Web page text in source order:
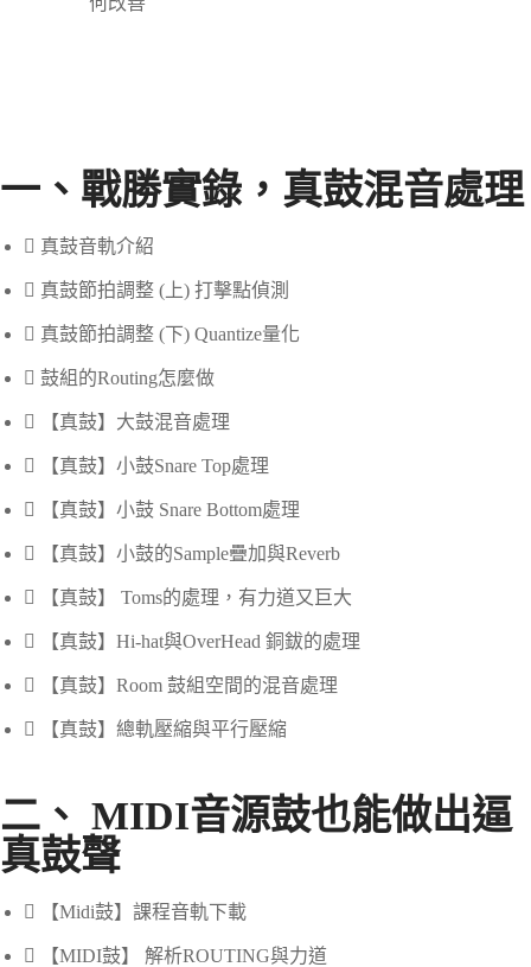
一、戰勝實錄，真鼓混音處理
真鼓音軌介紹
真鼓節拍調整 (上) 打擊點偵測
真鼓節拍調整 (下) Quantize量化
鼓組的Routing怎麼做
【真鼓】大鼓混音處理
【真鼓】小鼓Snare Top處理
【真鼓】小鼓 Snare Bottom處理
【真鼓】小鼓的Sample疊加與Reverb
【真鼓】 Toms的處理，有力道又巨大
【真鼓】Hi-hat與OverHead 銅鈸的處理
【真鼓】Room 鼓組空間的混音處理
【真鼓】總軌壓縮與平行壓縮
二、 MIDI音源鼓也能做出逼
真鼓聲
【Midi鼓】課程音軌下載
【MIDI鼓】 解析ROUTING與力道